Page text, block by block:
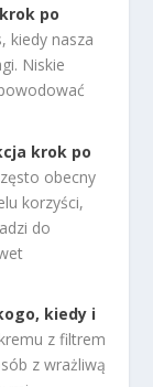
po
kiedy nasza
Niskie
krok po
obecny
korzyści,
do
kiedy i
z filtrem
z wrażliwą